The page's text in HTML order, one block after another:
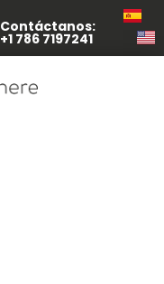
Contáctanos:
+1 786 7197241